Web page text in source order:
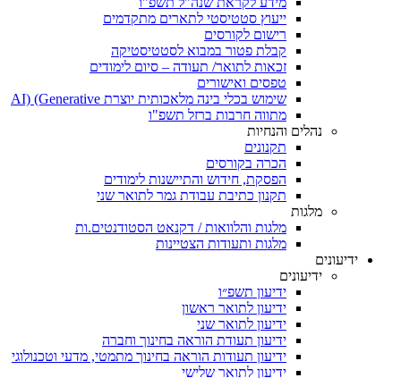
ייעוץ סטטיסטי לתארים מתקדמים
רישום לקורסים
קבלת פטור במבוא לסטטיסטיקה
זכאות לתואר/ תעודה – סיום לימודים
טפסים ואישורים
שימוש בכלי בינה מלאכותית יוצרת AI) (Generative
מתווה חרבות ברזל תשפ"ו
נהלים והנחיות
תקנונים
הכרה בקורסים
הפסקת, חידוש והתיישנות לימודים
תקנון כתיבת עבודת גמר לתואר שני
מלגות
מלגות והלוואות / דקנאט הסטודנטים.ות
מלגות ותעודות הצטיינות
ידיעונים
ידיעונים
ידיעון תשפ״ו
ידיעון לתואר ראשון
ידיעון לתואר שני
ידיעון תעודת הוראה בחינוך וחברה
ידיעון תעודות הוראה בחינוך מתמטי, מדעי וטכנולוגי
ידיעון לתואר שלישי